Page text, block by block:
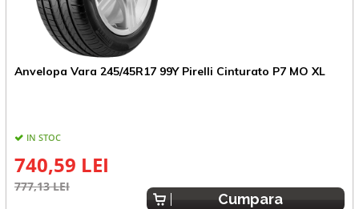
Anvelopa Vara 245/45R17 99Y Pirelli Cinturato P7 MO XL
IN STOC
740,59 LEI
777,13 LEI
Cumpara